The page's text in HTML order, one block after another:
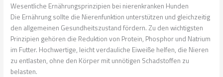
Wesentliche Ernährungsprinzipien bei nierenkranken Hunden
Die Ernährung sollte die Nierenfunktion unterstützen und gleichzeitig
den allgemeinen Gesundheitszustand fördern. Zu den wichtigsten
Prinzipien gehören die Reduktion von Protein, Phosphor und Natrium
im Futter. Hochwertige, leicht verdauliche Eiweiße helfen, die Nieren
zu entlasten, ohne den Körper mit unnötigen Schadstoffen zu
belasten.